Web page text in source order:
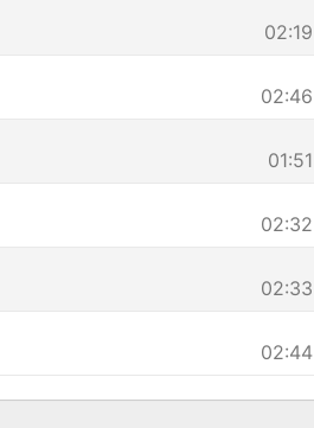
02:19
02:46
01:51
02:32
02:33
02:44